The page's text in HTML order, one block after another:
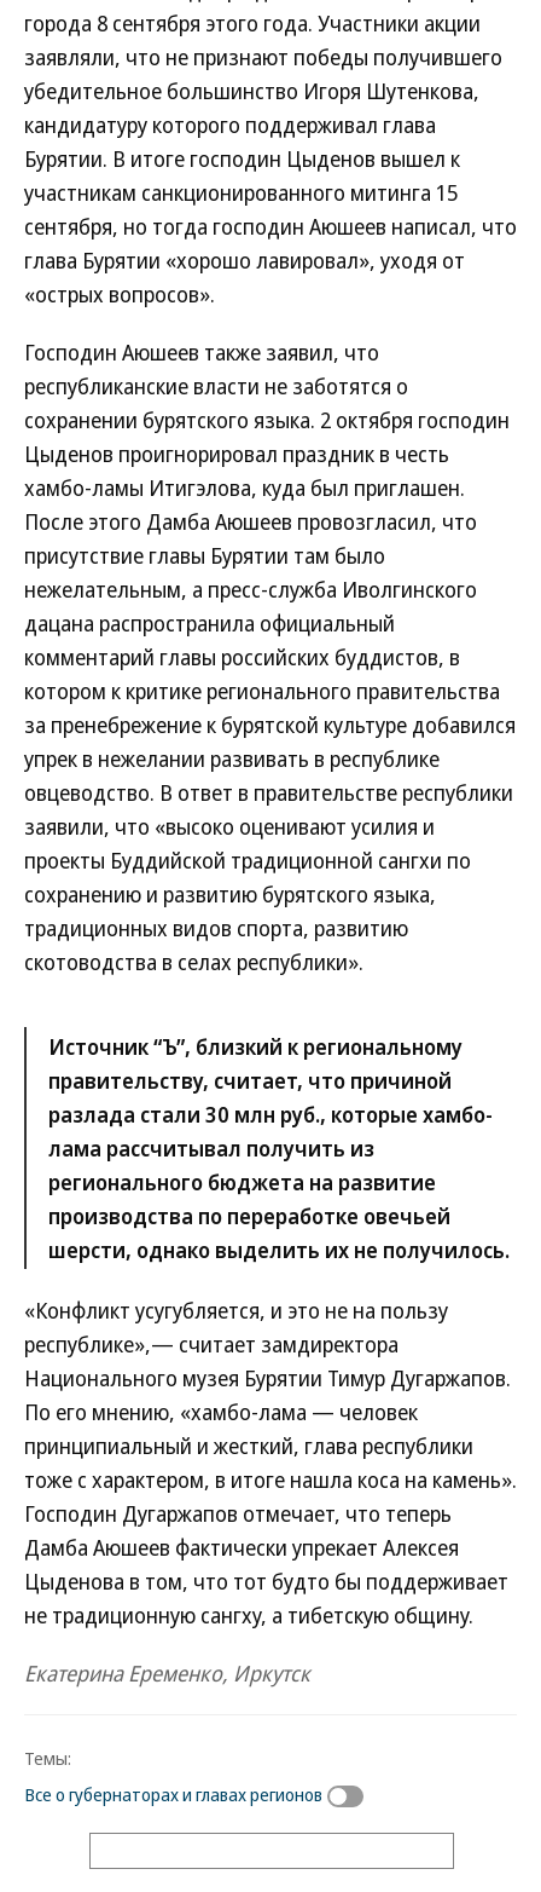
города 8 сентября этого года. Участники акции
заявляли, что не признают победы получившего
убедительное большинство Игоря Шутенкова,
кандидатуру которого поддерживал глава
Бурятии. В итоге господин Цыденов вышел к
участникам санкционированного митинга 15
сентября, но тогда господин Аюшеев написал, что
глава Бурятии «хорошо лавировал», уходя от
«острых вопросов».
Господин Аюшеев также заявил, что
республиканские власти не заботятся о
сохранении бурятского языка. 2 октября господин
Цыденов проигнорировал праздник в честь
хамбо-ламы Итигэлова, куда был приглашен.
После этого Дамба Аюшеев провозгласил, что
присутствие главы Бурятии там было
нежелательным, а пресс-служба Иволгинского
дацана распространила официальный
комментарий главы российских буддистов, в
котором к критике регионального правительства
за пренебрежение к бурятской культуре добавился
упрек в нежелании развивать в республике
овцеводство. В ответ в правительстве республики
заявили, что «высоко оценивают усилия и
проекты Буддийской традиционной сангхи по
сохранению и развитию бурятского языка,
традиционных видов спорта, развитию
скотоводства в селах республики».
Источник “Ъ”, близкий к региональному
правительству, считает, что причиной
разлада стали 30 млн руб., которые хамбо-
лама рассчитывал получить из
регионального бюджета на развитие
производства по переработке овечьей
шерсти, однако выделить их не получилось.
«Конфликт усугубляется, и это не на пользу
республике»,— считает замдиректора
Национального музея Бурятии Тимур Дугаржапов.
По его мнению, «хамбо-лама — человек
принципиальный и жесткий, глава республики
тоже с характером, в итоге нашла коса на камень».
Господин Дугаржапов отмечает, что теперь
Дамба Аюшеев фактически упрекает Алексея
Цыденова в том, что тот будто бы поддерживает
не традиционную сангху, а тибетскую общину.
Екатерина Еременко, Иркутск
Темы:
Все о губернаторах и главах регионов